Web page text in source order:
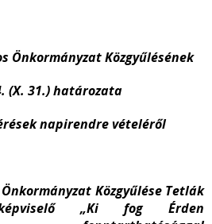
Önkormányzat Közgyűlésének
(X. 31.) határozata
napirendre vételéről
Közgyűlése Tetlák
„Ki fog Érden